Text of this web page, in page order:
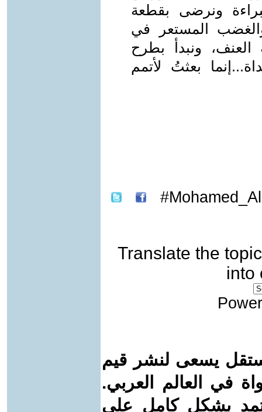
ونرضى بقطعة
المستعر في
العنف، ونبدأ بطرح
بعثتُ لأتمم
Translate the topic
into
يسعى لنشر قيم
في العالم العربي.
بشكل كامل على